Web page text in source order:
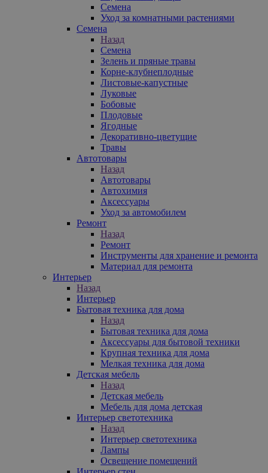
Семена
Уход за комнатными растениями
Семена
Назад
Семена
Зелень и пряные травы
Корне-клубнеплодные
Листовые-капустные
Луковые
Бобовые
Плодовые
Ягодные
Декоративно-цветущие
Травы
Автотовары
Назад
Автотовары
Автохимия
Аксессуары
Уход за автомобилем
Ремонт
Назад
Ремонт
Инструменты для хранение и ремонта
Материал для ремонта
Интерьер
Назад
Интерьер
Бытовая техника для дома
Назад
Бытовая техника для дома
Аксессуары для бытовой техники
Крупная техника для дома
Мелкая техника для дома
Детская мебель
Назад
Детская мебель
Мебель для дома детская
Интерьер светотехника
Назад
Интерьер светотехника
Лампы
Освещение помещений